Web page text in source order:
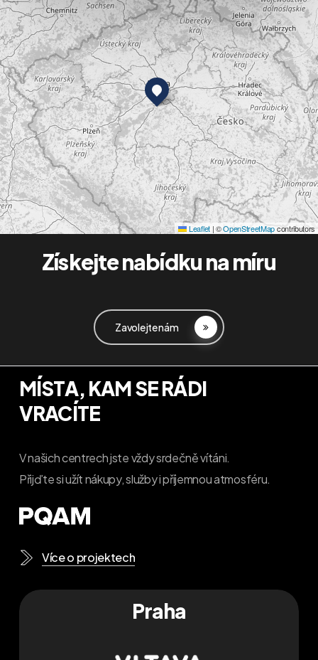
Leaflet |©OpenStreetMapcontributors
Získejtenabídkunamíru
Zavolejte nám
MÍSTA, KAM SE RÁDI
VRACÍTE
V našich centrech jste vždy srdečně vítáni.
Přijďte si užít nákupy, služby i příjemnou atmosféru.
Více o projektech
Praha